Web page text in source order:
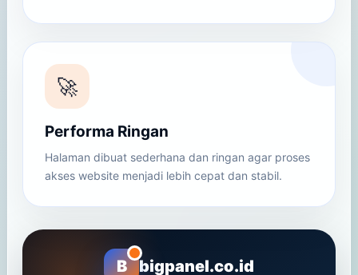
🚀
Performa Ringan
Halaman dibuat sederhana dan ringan agar proses
akses website menjadi lebih cepat dan stabil.
B bigpanel.co.id